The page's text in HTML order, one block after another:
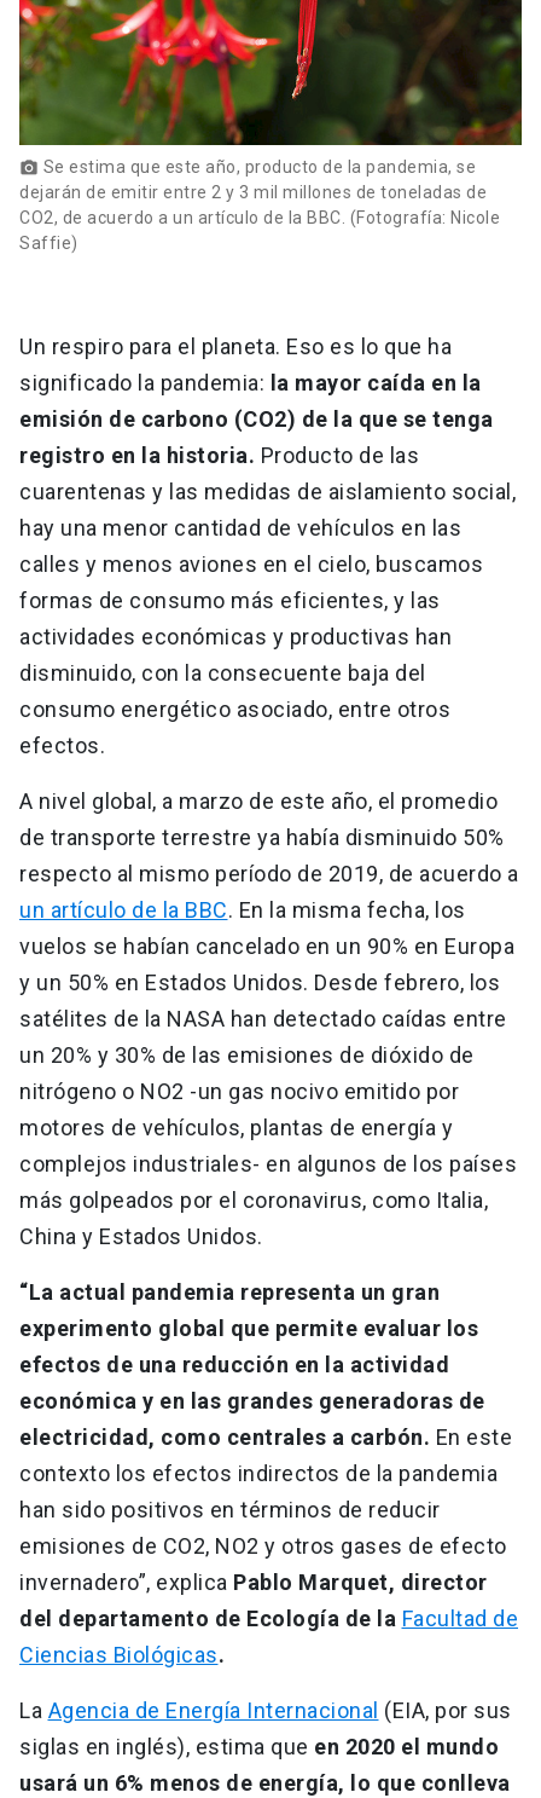
photo_camera Se estima que este año, producto de la pandemia, se
dejarán de emitir entre 2 y 3 mil millones de toneladas de
CO2, de acuerdo a un artículo de la BBC. (Fotografía: Nicole
Saffie)
Un respiro para el planeta. Eso es lo que ha
significado la pandemia: la mayor caída en la
emisión de carbono (CO2) de la que se tenga
registro en la historia. Producto de las
cuarentenas y las medidas de aislamiento social,
hay una menor cantidad de vehículos en las
calles y menos aviones en el cielo, buscamos
formas de consumo más eficientes, y las
actividades económicas y productivas han
disminuido, con la consecuente baja del
consumo energético asociado, entre otros
efectos.
A nivel global, a marzo de este año, el promedio
de transporte terrestre ya había disminuido 50%
respecto al mismo período de 2019, de acuerdo a
un artículo de la BBC. En la misma fecha, los
vuelos se habían cancelado en un 90% en Europa
y un 50% en Estados Unidos. Desde febrero, los
satélites de la NASA han detectado caídas entre
un 20% y 30% de las emisiones de dióxido de
nitrógeno o NO2 -un gas nocivo emitido por
motores de vehículos, plantas de energía y
complejos industriales- en algunos de los países
más golpeados por el coronavirus, como Italia,
China y Estados Unidos.
“La actual pandemia representa un gran
experimento global que permite evaluar los
efectos de una reducción en la actividad
económica y en las grandes generadoras de
electricidad, como centrales a carbón. En este
contexto los efectos indirectos de la pandemia
han sido positivos en términos de reducir
emisiones de CO2, NO2 y otros gases de efecto
invernadero”, explica Pablo Marquet, director
del departamento de Ecología de la Facultad de
Ciencias Biológicas.
La Agencia de Energía Internacional (EIA, por sus
siglas en inglés), estima que en 2020 el mundo
usará un 6% menos de energía, lo que conlleva